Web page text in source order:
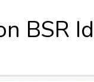
BSR